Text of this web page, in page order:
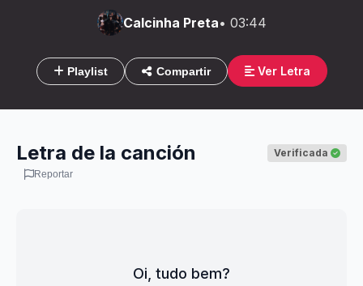
Calcinha Preta• 03:44
Playlist Compartir Ver Letra
Letra de la canción Verificada
Reportar
Oi, tudo bem?